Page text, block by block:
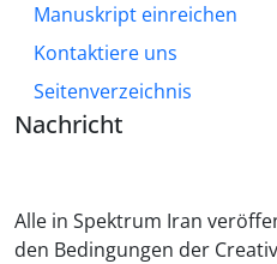
Manuskript einreichen
Kontaktiere uns
Seitenverzeichnis
Nachricht
Alle in Spektrum Iran
den Bedingungen der